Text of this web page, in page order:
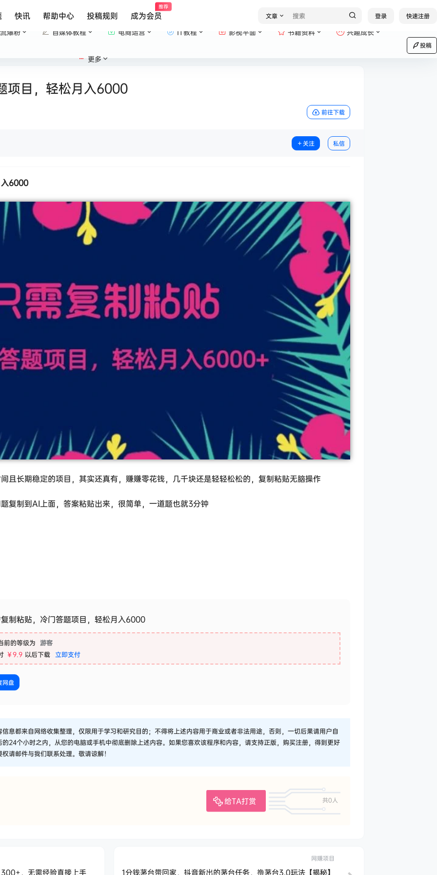
快讯 帮助中心 投稿规则
推荐
成为会员 文章 登录 快速注册
爆粉 自媒体教程 电商运营 IT教程 影视平面 书籍资料 兴趣成长
更多
投稿
项目，轻松月入6000
前往下载
关注 私信
6000
且长期稳定的项目，其实还真有，赚赚零花钱，几千块还是轻轻松松的，复制粘贴无脑操作
复制到AI上面，答案粘贴出来，很简单，一道题也就3分钟
制粘贴，冷门答题项目，轻松月入6000
前的等级为 游客
￥9.9 以后下载 立即支付
网盘
息都来自网络收集整理，仅限用于学习和研究目的；不得将上述内容用于商业或者非法用途，否则，一切后果请用户自
24个小时之内，从您的电脑或手机中彻底删除上述内容。如果您喜欢该程序和内容，请支持正版，购买注册，得到更好
请邮件与我们联系处理。敬请谅解！
给TA打赏 共0人
，无需经验直接上手
网赚项目
1分钱茅台带回家，抖音新出的茅台任务，撸茅台3.0玩法【揭秘】